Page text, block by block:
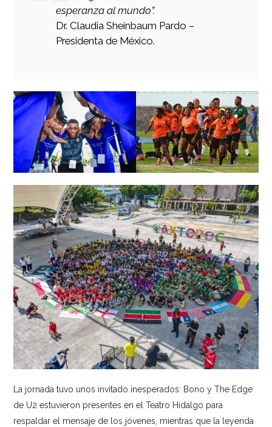
esperanza al mundo”.
Dr. Claudia Sheinbaum Pardo –
Presidenta de México.
La jornada tuvo unos invitado inesperados: Bono y The Edge
de U2 estuvieron presentes en el Teatro Hidalgo para
respaldar el mensaje de los jóvenes, mientras que la leyenda